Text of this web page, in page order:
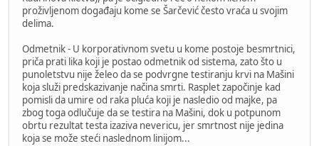
proživljenom događaju kome se Šarčević često vraća u svojim
delima.
Odmetnik - U korporativnom svetu u kome postoje besmrtnici,
priča prati lika koji je postao odmetnik od sistema, zato što u
punoletstvu nije želeo da se podvrgne testiranju krvi na Mašini
koja služi predskazivanje načina smrti. Rasplet započinje kad
pomisli da umire od raka pluća koji je nasledio od majke, pa
zbog toga odlučuje da se testira na Mašini, dok u potpunom
obrtu rezultat testa izaziva nevericu, jer smrtnost nije jedina
koja se može steći naslednom linijom...